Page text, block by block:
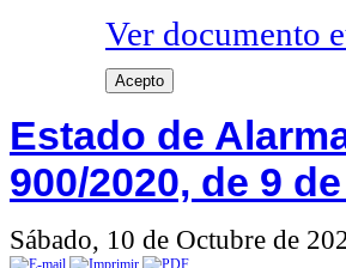
Ver documento
Acepto
Estado de
900/2020, de 9
Sábado, 10 de Octubre de